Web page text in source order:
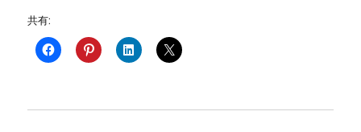
共有: